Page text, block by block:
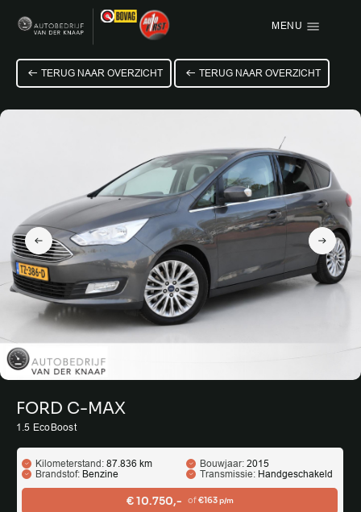
MENU
Menu items
HOME
OVER ONS
VACATURE
VERKOCHT
CONTACT
TERUG NAAR OVERZICHT TERUG NAAR OVERZICHT
FORD C-MAX
1.5 EcoBoost
Kilometerstand:87.836 km Bouwjaar: 2015
Brandstof: Benzine Transmissie: Handgeschakeld
€ 10.750,- of€163p/m